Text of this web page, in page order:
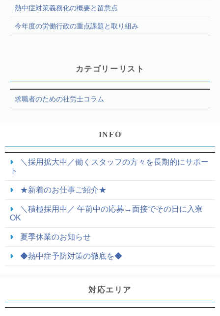
熱中症対策義務化の概要と留意点
今年度の労働行政の重点課題と取り組み
カテゴリーリスト
求職者のための社労士コラム
INFO
＼採用拡大中／働くスタッフの方々を長期的にサポー
ト
★新着のお仕事ご紹介★
＼積極採用中／ 午前中の応募→面接でその日に入寮
OK
夏季休業のお知らせ
◆熱中症予防対策の徹底を◆
対応エリア